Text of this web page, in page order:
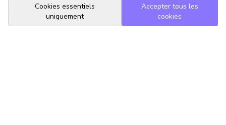
Cookies essentiels
uniquement
Accepter tous les
cookies